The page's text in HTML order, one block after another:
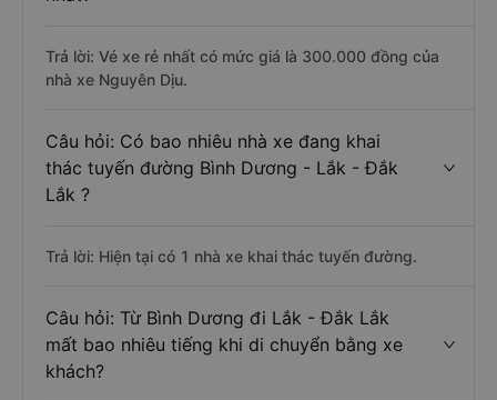
Trả lời: Vé xe rẻ nhất có mức giá là 300.000 đồng của
nhà xe Nguyên Dịu.
Câu hỏi: Có bao nhiêu nhà xe đang khai
thác tuyến đường Bình Dương - Lắk - Đắk
Lắk ?
Trả lời: Hiện tại có 1 nhà xe khai thác tuyến đường.
Câu hỏi: Từ Bình Dương đi Lắk - Đắk Lắk
mất bao nhiêu tiếng khi di chuyển bằng xe
khách?